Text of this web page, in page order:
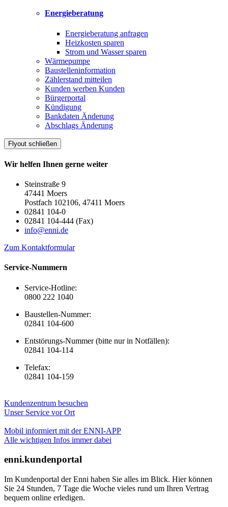
Energieberatung
Energieberatung anfragen
Heizkosten sparen
Strom und Wasser sparen
Wärmepumpe
Baustelleninformation
Zählerstand mitteilen
Kunden werben Kunden
Bürgerportal
Kündigung
Bankdaten Änderung
Abschlags Änderung
Flyout schließen
Wir helfen Ihnen gerne weiter
Steinstraße 9
47441 Moers
Postfach 102106, 47411 Moers
02841 104-0
02841 104-444 (Fax)
info@enni.de
Zum Kontaktformular
Service-Nummern
Service-Hotline:
0800 222 1040
Baustellen-Nummer:
02841 104-600
Entstörungs-Nummer (bitte nur in Notfällen):
02841 104-114
Telefax:
02841 104-159
Kundenzentrum besuchen
Unser Service vor Ort
Mobil informiert mit der ENNI-APP
Alle wichtigen Infos immer dabei
enni.kundenportal
Im Kundenportal der Enni haben Sie alles im Blick. Hier können
Sie 24 Stunden, 7 Tage die Woche vieles rund um Ihren Vertrag
bequem online erledigen.